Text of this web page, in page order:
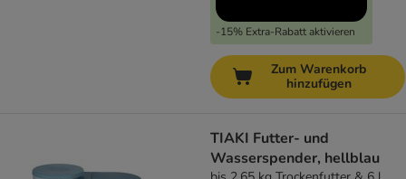
-15% Extra-Rabatt aktivieren
Zum Warenkorb
hinzufügen
TIAKI Futter- und
Wasserspender, hellblau